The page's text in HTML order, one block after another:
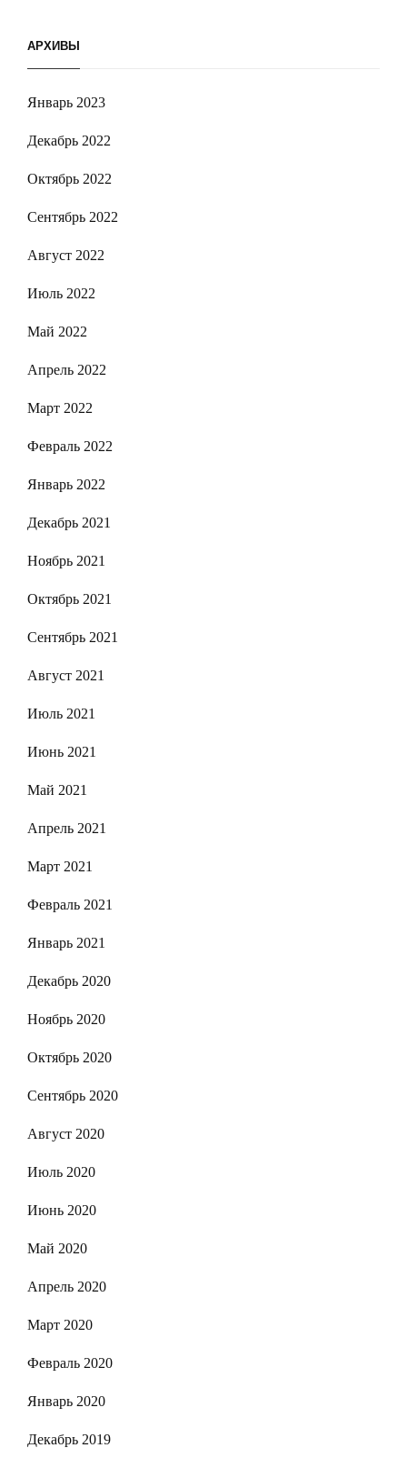
АРХИВЫ
Январь 2023
Декабрь 2022
Октябрь 2022
Сентябрь 2022
Август 2022
Июль 2022
Май 2022
Апрель 2022
Март 2022
Февраль 2022
Январь 2022
Декабрь 2021
Ноябрь 2021
Октябрь 2021
Сентябрь 2021
Август 2021
Июль 2021
Июнь 2021
Май 2021
Апрель 2021
Март 2021
Февраль 2021
Январь 2021
Декабрь 2020
Ноябрь 2020
Октябрь 2020
Сентябрь 2020
Август 2020
Июль 2020
Июнь 2020
Май 2020
Апрель 2020
Март 2020
Февраль 2020
Январь 2020
Декабрь 2019